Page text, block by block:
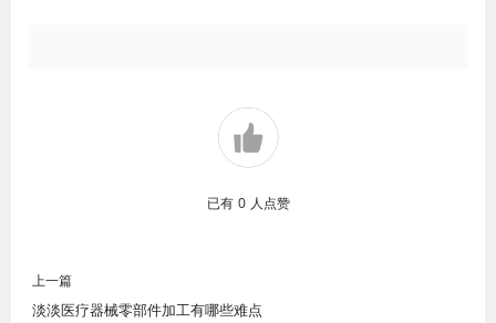
已有 0 人点赞
上一篇
淡淡医疗器械零部件加工有哪些难点